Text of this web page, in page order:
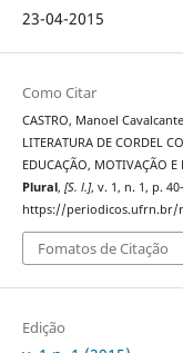
23-04-2015
Como Citar
CASTRO, Manoel
LITERATURA DE CORDEL
EDUCAÇÃO, MOTIVAÇÃO
Plural, [S. l.], v. 1, n. 1, p.
https://periodicos.ufrn.br/
Fomatos de Citação
Edição